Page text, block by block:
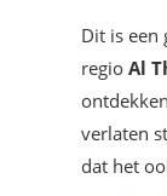
Dit is een
regio Al
verlaten
dat het